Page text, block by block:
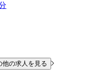
他の求人を見る